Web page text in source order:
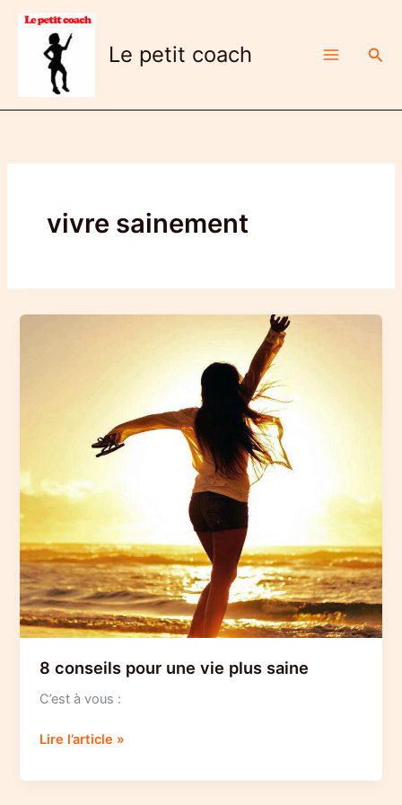
Aller
contenu
Le petit coach
vivre sainement
8 conseils pour une vie plus saine
C’est à vous :
8
pour
Lire l’article »